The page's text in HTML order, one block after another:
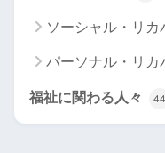
ソーシャル・リカ
パーソナル・リカ
福祉に関わる人々 44